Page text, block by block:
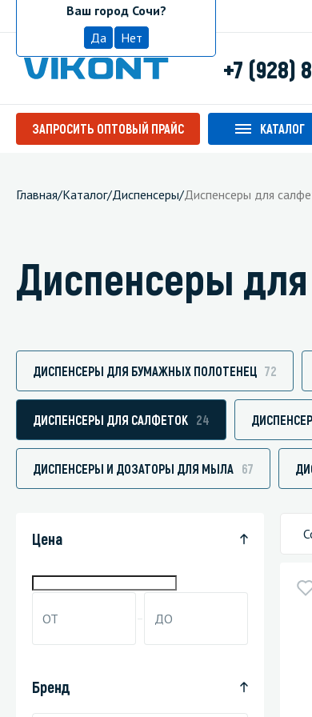
Ваш город Сочи?
Да
Нет
+7 (928)
ЗАПРОСИТЬ ОПТОВЫЙ ПРАЙС КАТАЛОГ
Главная/Каталог/Диспенсеры/Диспенсеры для
Диспенсеры
ДИСПЕНСЕРЫ ДЛЯ БУМАЖНЫХ ПОЛОТЕНЕЦ 72
ДИСПЕНСЕРЫ ДЛЯ САЛФЕТОК 24
ДИСПЕНСЕРЫ И ДОЗАТОРЫ ДЛЯ МЫЛА 67
Цена
Бренд